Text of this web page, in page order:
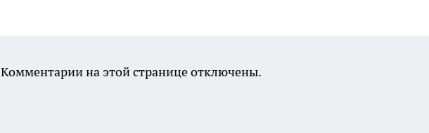
Комментарии на этой странице отключены.